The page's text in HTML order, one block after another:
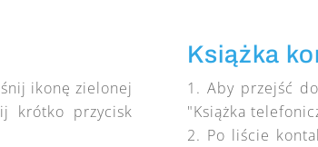
ikonę zielonej
krótko przycisk
Książka
Aby przejść
"Książka
Po liście